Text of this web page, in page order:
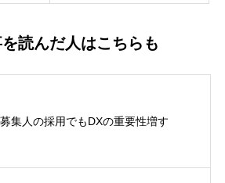
読んだ人はこちらも
募集人の採用でもDXの重要性増す